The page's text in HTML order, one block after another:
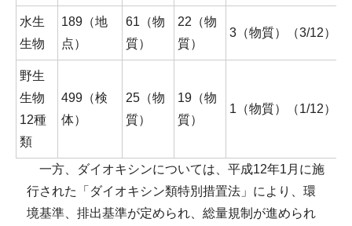
水生
生物
189（地
点）
61（物
質）
22（物
質）
3（物質）（3/12）
野生
生物
12種
類
499（検
体）
25（物
質）
19（物
質）
1（物質）（1/12）
一方、ダイオキシンについては、平成12年1月に施
行された「ダイオキシン類特別措置法」により、環
境基準、排出基準が定められ、総量規制が進められ